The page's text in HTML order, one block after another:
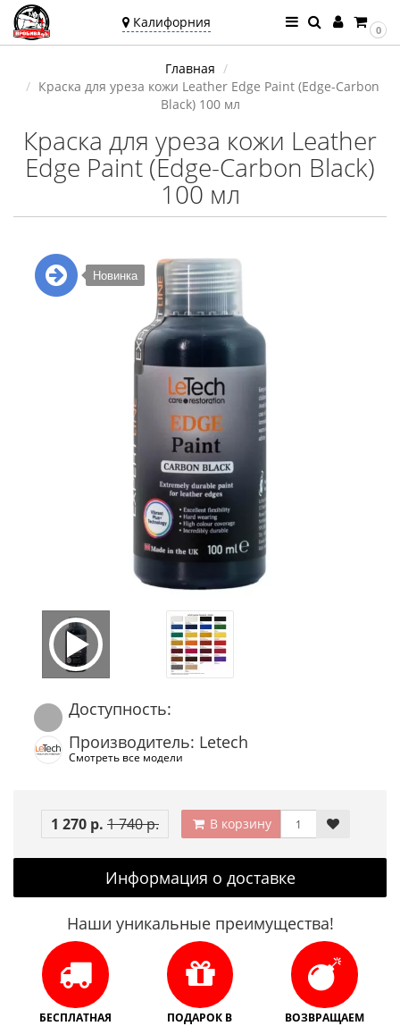
Калифорния
Калифорния
Угадали?
0
Главная
Краска для уреза кожи Leather Edge Paint (Edge-Carbon
Black) 100 мл
Краска для уреза кожи Leather
Edge Paint (Edge-Carbon Black)
100 мл
Новинка
Доступность:
Производитель: Letech
Смотреть все модели
1 270 р. 1 740 р. В корзину
Информация о доставке
Наши уникальные преимущества!
БЕСПЛАТНАЯ
ПОДАРОК В
ВОЗВРАЩАЕМ